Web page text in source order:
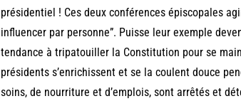
présidentiel ! Ces deux conférences épiscopales
influencer par personne”. Puisse leur exemple
tendance à tripatouiller la Constitution pour se
présidents s’enrichissent et se la coulent douce
soins, de nourriture et d’emplois, sont arrêtés et